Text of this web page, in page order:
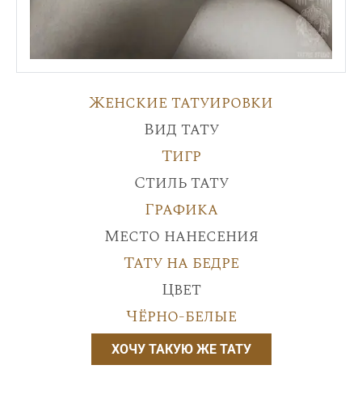
Женские татуировки
Вид тату
Тигр
Стиль тату
Графика
Место нанесения
Тату на бедре
Цвет
Чёрно-белые
ХОЧУ ТАКУЮ ЖЕ ТАТУ